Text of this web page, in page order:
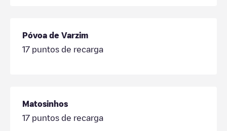
Póvoa de Varzim
17 puntos de recarga
Matosinhos
17 puntos de recarga